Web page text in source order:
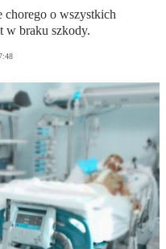
chorego o wszystkich
w braku szkody.